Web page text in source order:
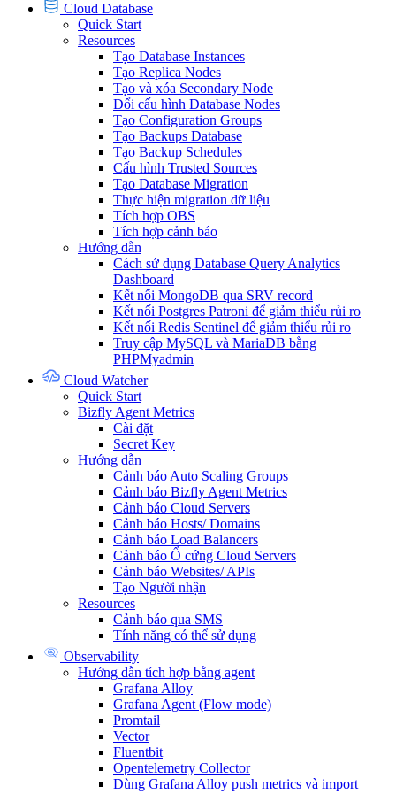
Cloud Database
Quick Start
Resources
Tạo Database Instances
Tạo Replica Nodes
Tạo và xóa Secondary Node
Đổi cấu hình Database Nodes
Tạo Configuration Groups
Tạo Backups Database
Tạo Backup Schedules
Cấu hình Trusted Sources
Tạo Database Migration
Thực hiện migration dữ liệu
Tích hợp OBS
Tích hợp cảnh báo
Hướng dẫn
Cách sử dụng Database Query Analytics
Dashboard
Kết nối MongoDB qua SRV record
Kết nối Postgres Patroni để giảm thiểu rủi ro
Kết nối Redis Sentinel để giảm thiểu rủi ro
Truy cập MySQL và MariaDB bằng
PHPMyadmin
Cloud Watcher
Quick Start
Bizfly Agent Metrics
Cài đặt
Secret Key
Hướng dẫn
Cảnh báo Auto Scaling Groups
Cảnh báo Bizfly Agent Metrics
Cảnh báo Cloud Servers
Cảnh báo Hosts/ Domains
Cảnh báo Load Balancers
Cảnh báo Ổ cứng Cloud Servers
Cảnh báo Websites/ APIs
Tạo Người nhận
Resources
Cảnh báo qua SMS
Tính năng có thể sử dụng
Observability
Hướng dẫn tích hợp bằng agent
Grafana Alloy
Grafana Agent (Flow mode)
Promtail
Vector
Fluentbit
Opentelemetry Collector
Dùng Grafana Alloy push metrics và import